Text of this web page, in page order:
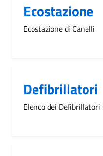
Ecostazione
Ecostazione di Canelli
Defibrillatori
Elenco dei Defibrillatori